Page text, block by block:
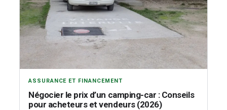
ASSURANCE ET FINANCEMENT
Négocier le prix d’un camping-car : Conseils
pour acheteurs et vendeurs (2026)